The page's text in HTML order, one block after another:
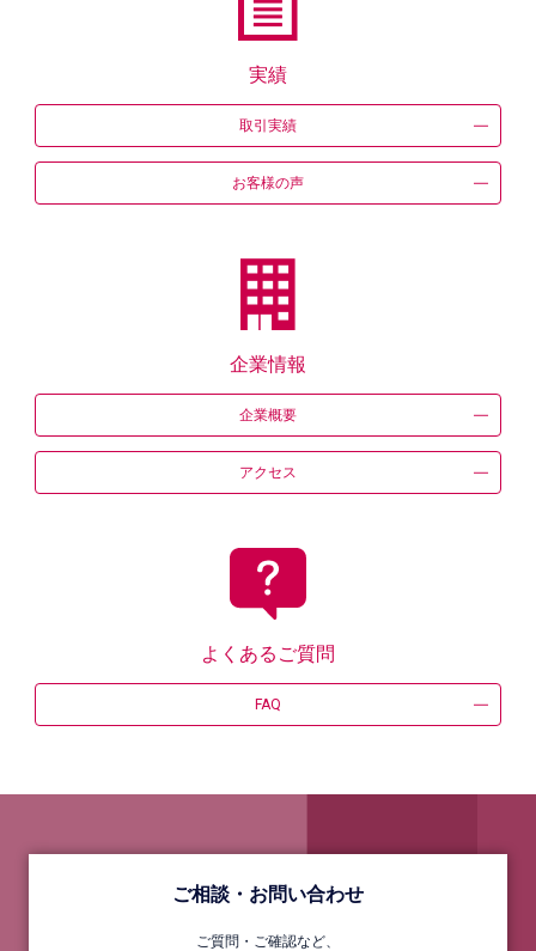
実績
取引実績
お客様の声
企業情報
企業概要
アクセス
よくあるご質問
FAQ
ご相談・お問い合わせ
ご質問・ご確認など、